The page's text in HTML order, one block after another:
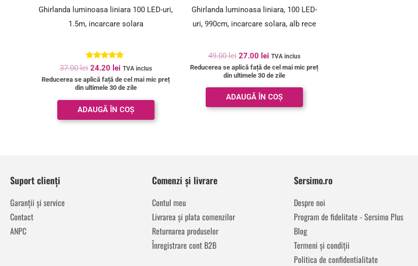
Ghirlanda luminoasa liniara 100 LED-uri,
1.5m, incarcare solara
Evaluat la
5.00
din 5
37.00lei 24.20 lei TVA inclus
Reducerea se aplică față de cel mai mic preț
din ultimele 30 de zile
ADAUGĂ ÎN COȘ
Ghirlanda luminoasa liniara, 100 LED-
uri, 990cm, incarcare solara, alb rece
49.00lei 27.00 lei TVA inclus
Reducerea se aplică față de cel mai mic preț
din ultimele 30 de zile
ADAUGĂ ÎN COȘ
Suport clienți
Garanții și service
Contact
ANPC
Comenzi și livrare
Contul meu
Livrarea și plata comenzilor
Returnarea produselor
Înregistrare cont B2B
Sersimo.ro
Despre noi
Program de fidelitate - Sersimo Plus
Blog
Termeni și condiții
Politica de confidentialitate